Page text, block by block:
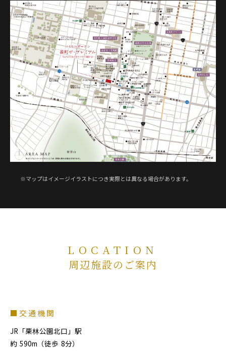
※マップはイメージイラストにつき実際とは異なる場合があります。
LOCATION
周辺施設のご案内
■交通機関
JR「栗林公園北口」駅
約 590m（徒歩 8分）